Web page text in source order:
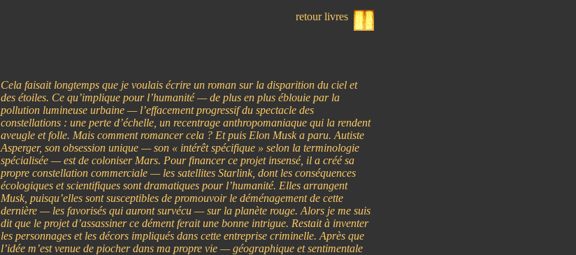
retour livres
Cela faisait longtemps que je voulais écrire un roman sur la disparition du ciel et
des étoiles. Ce qu’implique pour l’humanité — de plus en plus éblouie par la
pollution lumineuse urbaine — l’effacement progressif du spectacle des
constellations : une perte d’échelle, un recentrage anthropomaniaque qui la rendent
aveugle et folle. Mais comment romancer cela ? Et puis Elon Musk a paru. Autiste
Asperger, son obsession unique — son « intérêt spécifique » selon la terminologie
spécialisée — est de coloniser Mars. Pour financer ce projet insensé, il a créé sa
propre constellation commerciale — les satellites Starlink, dont les conséquences
écologiques et scientifiques sont dramatiques pour l’humanité. Elles arrangent
Musk, puisqu’elles sont susceptibles de promouvoir le déménagement de cette
dernière — les favorisés qui auront survécu — sur la planète rouge. Alors je me suis
dit que le projet d’assassiner ce dément ferait une bonne intrigue. Restait à inventer
les personnages et les décors impliqués dans cette entreprise criminelle. Après que
l’idée m’est venue de piocher dans ma propre vie — géographique et sentimentale